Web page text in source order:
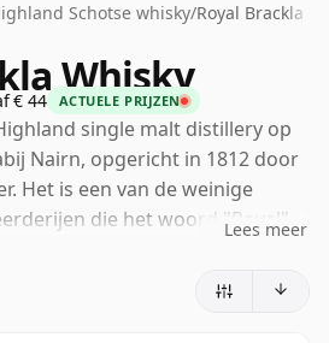
Schotse whisky/Royal Brackla
Whisky
€ 44 ACTUELE PRIJZEN
single malt distillery op
Nairn, opgericht in 1812 door
Het is een van de weinige
die het woord "Royal"
ontvingen van koning William
Lees meer